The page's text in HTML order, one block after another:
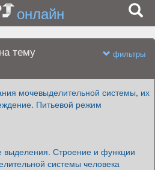
онлайн
тему
фильтры
мочевыделительной системы, их
Питьевой режим
выделения. Строение и функции
системы человека